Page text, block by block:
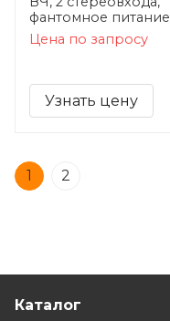
фантомное питание
Цена по запросу
Узнать цену
1 2
Каталог